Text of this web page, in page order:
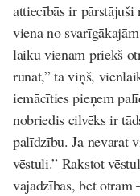
attiecībās ir
viena no
laiku vienam priekš
runāt,” tā viņš,
iemācīties pieņem
nobriedis cilvēks ir
palīdzību. Ja nevarat
vēstuli.” Rakstot
vajadzības, bet otram